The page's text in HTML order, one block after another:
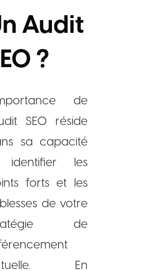
Audit
?
de
SEO réside
sa capacité
les
forts et les
de votre
de
En